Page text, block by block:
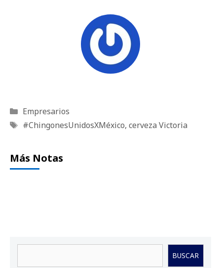
Categorías
Empresarios
Etiquetas
#ChingonesUnidosXMéxico, cerveza Victoria
Más Notas
BUSCAR